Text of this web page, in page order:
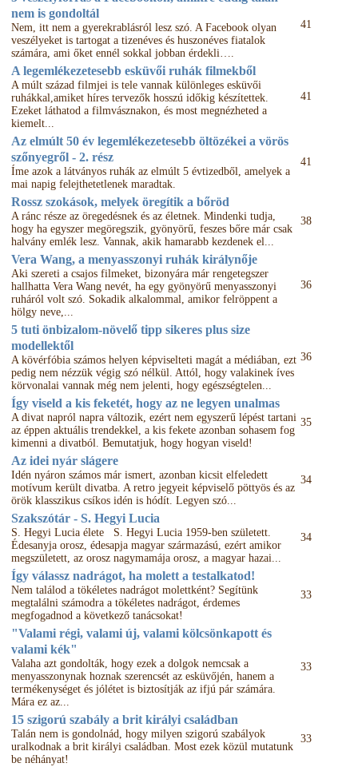
nem is gondoltál
Nem, itt nem a gyerekrablásról lesz szó. A Facebook olyan
veszélyeket is tartogat a tizenéves és huszonéves fiatalok
számára, ami őket ennél sokkal jobban érdekli….
41
A legemlékezetesebb esküvői ruhák filmekből
A múlt század filmjei is tele vannak különleges esküvői
ruhákkal,amiket híres tervezők hosszú időkig készítettek.
Ezeket láthatod a filmvásznakon, és most megnézheted a
kiemelt...
41
Az elmúlt 50 év legemlékezetesebb öltözékei a vörös
szőnyegről - 2. rész
Íme azok a látványos ruhák az elmúlt 5 évtizedből, amelyek a
mai napig felejthetetlenek maradtak.
41
Rossz szokások, melyek öregítik a bőröd
A ránc része az öregedésnek és az életnek. Mindenki tudja,
hogy ha egyszer megöregszik, gyönyörű, feszes bőre már csak
halvány emlék lesz. Vannak, akik hamarabb kezdenek el...
38
Vera Wang, a menyasszonyi ruhák királynője
Aki szereti a csajos filmeket, bizonyára már rengetegszer
hallhatta Vera Wang nevét, ha egy gyönyörű menyasszonyi
ruháról volt szó. Sokadik alkalommal, amikor felröppent a
hölgy neve,...
36
5 tuti önbizalom-növelő tipp sikeres plus size
modellektől
A kövérfóbia számos helyen képviselteti magát a médiában, ezt
pedig nem nézzük végig szó nélkül. Attól, hogy valakinek íves
körvonalai vannak még nem jelenti, hogy egészségtelen...
36
Így viseld a kis feketét, hogy az ne legyen unalmas
A divat napról napra változik, ezért nem egyszerű lépést tartani
az éppen aktuális trendekkel, a kis fekete azonban sohasem fog
kimenni a divatból. Bemutatjuk, hogy hogyan viseld!
35
Az idei nyár slágere
Idén nyáron számos már ismert, azonban kicsit elfeledett
motívum került divatba. A retro jegyeit képviselő pöttyös és az
örök klasszikus csíkos idén is hódít. Legyen szó...
34
Szakszótár - S. Hegyi Lucia
S. Hegyi Lucia élete S. Hegyi Lucia 1959-ben született.
Édesanyja orosz, édesapja magyar származású, ezért amikor
megszületett, az orosz nagymamája orosz, a magyar hazai...
34
Így válassz nadrágot, ha molett a testalkatod!
Nem találod a tökéletes nadrágot molettként? Segítünk
megtalálni számodra a tökéletes nadrágot, érdemes
megfogadnod a következő tanácsokat!
33
"Valami régi, valami új, valami kölcsönkapott és
valami kék"
Valaha azt gondolták, hogy ezek a dolgok nemcsak a
menyasszonynak hoznak szerencsét az esküvőjén, hanem a
termékenységet és jólétet is biztosítják az ifjú pár számára.
Mára ez az...
33
15 szigorú szabály a brit királyi családban
Talán nem is gondolnád, hogy milyen szigorú szabályok
uralkodnak a brit királyi családban. Most ezek közül mutatunk
be néhányat!
33